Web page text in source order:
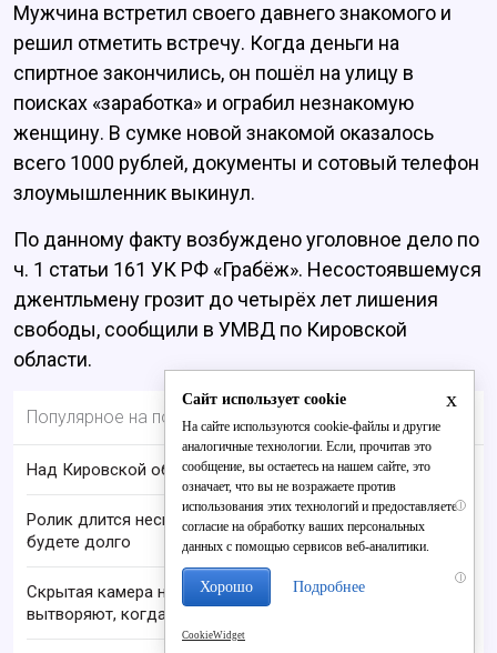
Мужчина встретил своего давнего знакомого и
решил отметить встречу. Когда деньги на
спиртное закончились, он пошёл на улицу в
поисках «заработка» и ограбил незнакомую
женщину. В сумке новой знакомой оказалось
всего 1000 рублей, документы и сотовый телефон
злоумышленник выкинул.
По данному факту возбуждено уголовное дело по
ч. 1 статьи 161 УК РФ «Грабёж». Несостоявшемуся
джентльмену грозит до четырёх лет лишения
свободы, сообщили в УМВД по Кировской
области.
Популярное на портале
Над Кировской областью сбили БПЛА
i
Ролик длится несколько секунд, а смеяться вы
будете долго
i
Скрытая камера на пляже Крыма: Что люди
вытворяют, когда их не видят...
x
Сайт использует cookie
На сайте используются cookie-файлы и другие
аналогичные технологии. Если, прочитав это
сообщение, вы остаетесь на нашем сайте, это
означает, что вы не возражаете против
использования этих технологий и предоставляете
согласие на обработку ваших персональных
данных с помощью сервисов веб-аналитики.
Хорошо Подробнее
CookieWidget